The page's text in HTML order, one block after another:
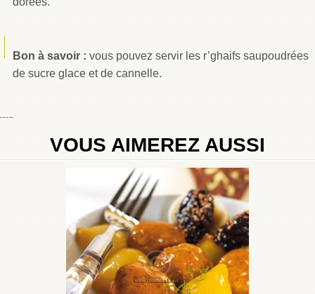
Bon à savoir : vous pouvez servir les r’ghaifs saupoudrées
de sucre glace et de cannelle.
VOUS AIMEREZ AUSSI